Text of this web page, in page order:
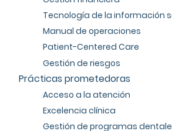
Tecnología de la información
Manual de operaciones
Patient-Centered Care
Gestión de riesgos
Prácticas prometedoras
Acceso a la atención
Excelencia clínica
Gestión de programas